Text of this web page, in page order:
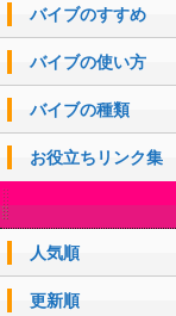
バイブのすすめ
バイブの使い方
バイブの種類
お役立ちリンク集
人気順
更新順